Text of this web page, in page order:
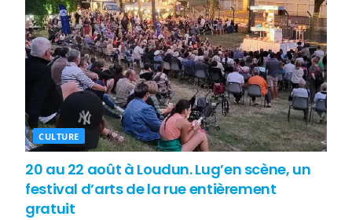
CULTURE
20 au 22 août à Loudun. Lug’en scène, un
festival d’arts de la rue entièrement
gratuit